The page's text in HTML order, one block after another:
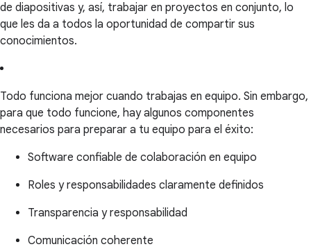
de diapositivas y, así, trabajar en proyectos en conjunto, lo
que les da a todos la oportunidad de compartir sus
conocimientos.
Todo funciona mejor cuando trabajas en equipo. Sin embargo,
para que todo funcione, hay algunos componentes
necesarios para preparar a tu equipo para el éxito:
Software confiable de colaboración en equipo
Roles y responsabilidades claramente definidos
Transparencia y responsabilidad
Comunicación coherente